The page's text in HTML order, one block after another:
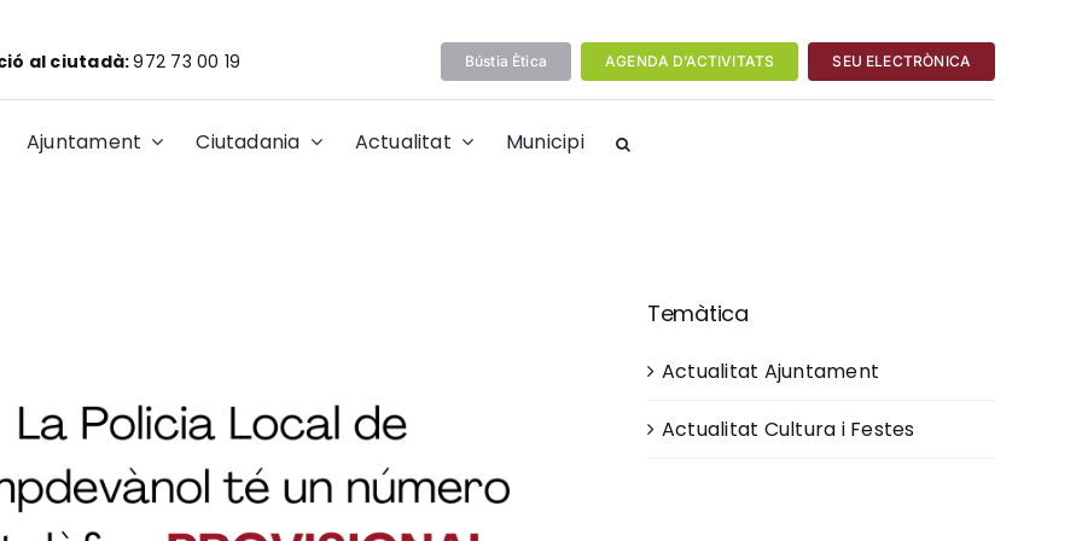
al ciutadà:972 73 00 19 Bústia Ètica AGENDA D’ACTIVITATS SEU ELECTRÒNICA
Ajuntament Ciutadania Actualitat Municipi
Temàtica
Actualitat Ajuntament
Actualitat Cultura i Festes